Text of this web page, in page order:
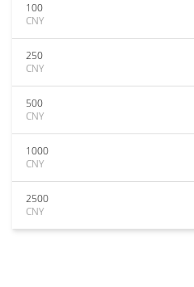
100
CNY
250
CNY
500
CNY
1000
CNY
2500
CNY